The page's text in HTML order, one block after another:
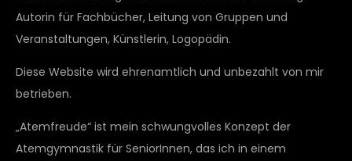
Autorin für Fachbücher, Leitung von Gruppen und
Veranstaltungen, Künstlerin, Logopädin.
Diese Website wird ehrenamtlich und unbezahlt von mir
betrieben.
„Atemfreude“ ist mein schwungvolles Konzept der
Atemgymnastik für SeniorInnen, das ich in einem